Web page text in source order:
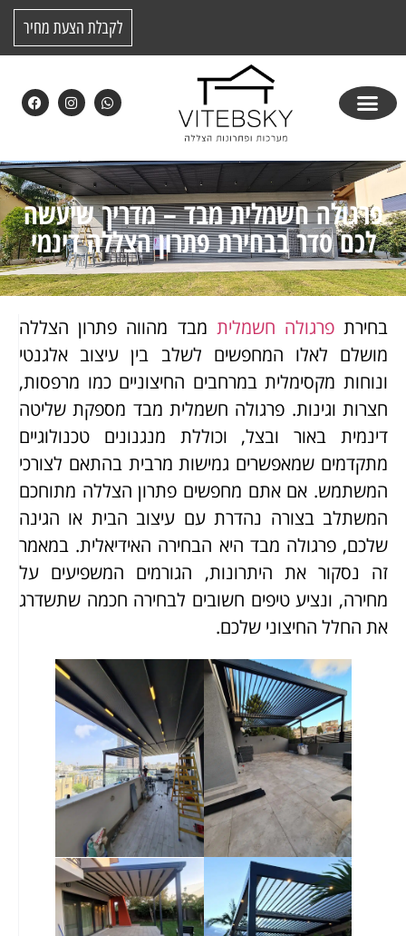
לקבלת הצעת מחיר
פרגולה חשמלית מבד – מדריך שיעשה
לכם סדר בבחירת פתרון הצללה דינמי
בחירתפרגולה חשמלית מבד מהווה פתרון הצללה
מושלם לאלו המחפשים לשלב בין עיצוב אלגנטי
ונוחות מקסימלית במרחבים החיצוניים כמו מרפסות,
חצרות וגינות. פרגולה חשמלית מבד מספקת שליטה
דינמית באור ובצל, וכוללת מנגנונים טכנולוגיים
מתקדמים שמאפשרים גמישות מרבית בהתאם לצורכי
המשתמש. אם אתם מחפשים פתרון הצללה מתוחכם
המשתלב בצורה נהדרת עם עיצוב הבית או הגינה
שלכם, פרגולה מבד היא הבחירה האידיאלית. במאמר
זה נסקור את היתרונות, הגורמים המשפיעים על
מחירה, ונציע טיפים חשובים לבחירה חכמה שתשדרג
את החלל החיצוני שלכם.